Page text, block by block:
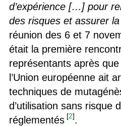
d’expérience […] pour
des risques et assurer
réunion des 6 et 7
était la première
représentants après
l’Union européenne ait
techniques de
d’utilisation sans risque
réglementés [2].